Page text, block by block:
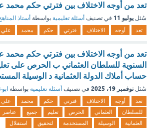
تعد من أوجه الاختلاف بين فترتي حكم
سُئل يوليو 11 في تصنيف أسئلة تعليمية بواسطة أستاذ
تعد أوجه الاختلاف فترتي حكم محمد علي
تعد من أوجه الاختلاف بين فترتي حكم محمد
السنوية للسلطان العثماني ب الحرص على
حساب أملاك الدولة العثمانية د الوسيلة
سُئل نوفمبر 19، 2025 في تصنيف أسئلة تعليمية بواسطة
تعد أوجه الاختلاف فترتي حكم محمد علي
للسلطان
العثماني الحرص تعليم جميع عناصر
العثمانية
الوسيلة المستخدمة لتحقيق استقلال